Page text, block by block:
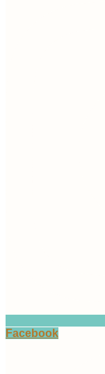
Facebook